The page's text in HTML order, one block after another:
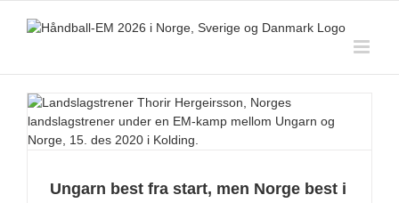
Ungarn best fra start, men Norge best i